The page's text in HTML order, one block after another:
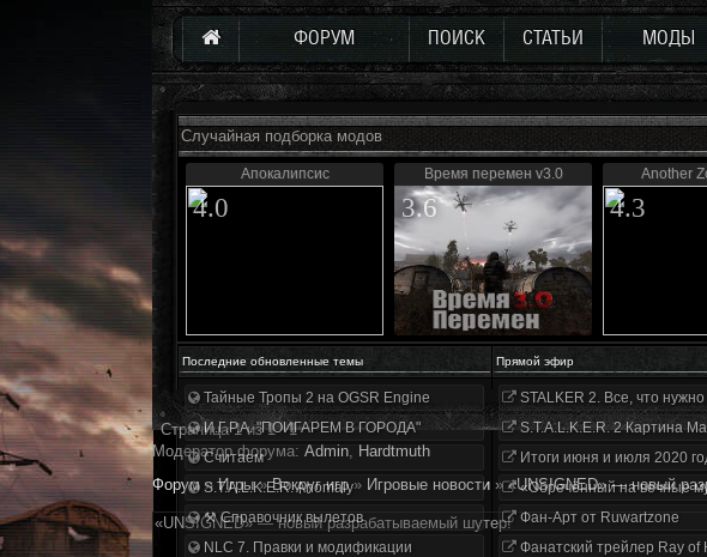
ФОРУМ ПОИСК СТАТЬИ МОДЫ
Случайная подборка модов
Апокалипсис
4.0
Время перемен v3.0
3.6
Another
4.3
Последние обновленные темы Прямой эфир
Тайные Тропы 2 на OGSR Engine
И.Г.Р.А. "ПОИГАРЕМ В ГОРОДА"
Считаем
S.T.A.L.K.E.R. Anomaly
⚒ Справочник вылетов
NLC 7. Правки и модификации
STALKER 2. Все, что
S.T.A.L.K.E.R. 2 Картина
Итоги июня и июля 2020
«Обречённый на вечные
Фан-Арт от Ruwartzone
Фанатский трейлер Ray of
Страница1из1
1
Модератор форума: Аdmin, Hardtmuth
Форум » Игры » Вокруг игр » Игровые новости » «UNSIGNED» — новый
«UNSIGNED» — новый разрабатываемый шутер!